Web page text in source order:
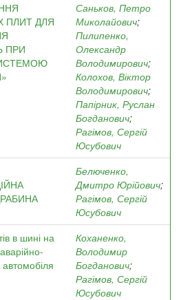
ПЛИТ ДЛЯ
ПРИ
Саньков, Петро
Миколайович;
Пилипенко,
Олександр
Володимирович;
Колохов, Віктор
Володимирович;
Папірник, Руслан
Богданович;
Рагімов, Сергій
Юсубович
Белюченко,
Дмитро Юрійович;
Рагімов, Сергій
Юсубович
в шині на
Коханенко,
Володимир
Богданович;
Рагімов, Сергій
Юсубович